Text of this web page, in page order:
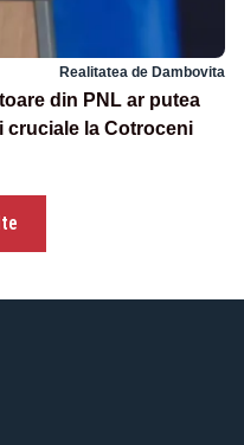
Realitatea de Dambovita
din PNL ar putea
cruciale la Cotroceni